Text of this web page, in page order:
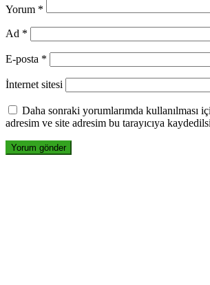
Yorum *
Ad *
E-posta *
İnternet sitesi
Daha sonraki yorumlarımda kullanılması
adresim ve site adresim bu tarayıcıya